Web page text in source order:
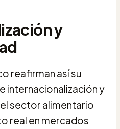
y
reafirman así su
internacionalización y
sector alimentario
real en mercados